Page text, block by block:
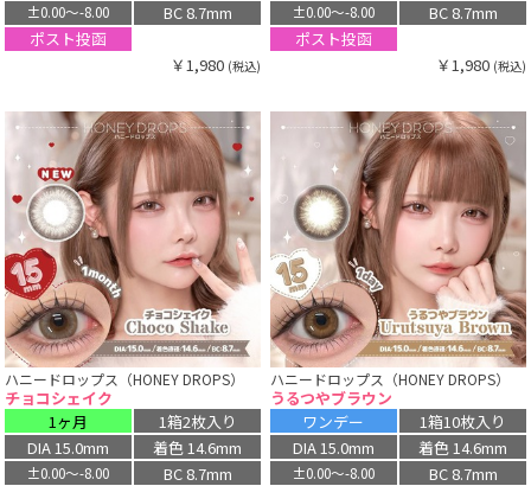
±0.00〜-8.00
BC 8.7mm
ポスト投函
￥1,980 (税込)
±0.00〜-8.00
BC 8.7mm
ポスト投函
￥1,980 (税込)
ハニードロップス（HONEY DROPS）
チョコシェイク
1ヶ月
1箱2枚入り
DIA 15.0mm
着色 14.6mm
±0.00〜-8.00
BC 8.7mm
ハニードロップス（HONEY DROPS）
うるつやブラウン
ワンデー
1箱10枚入り
DIA 15.0mm
着色 14.6mm
±0.00〜-8.00
BC 8.7mm